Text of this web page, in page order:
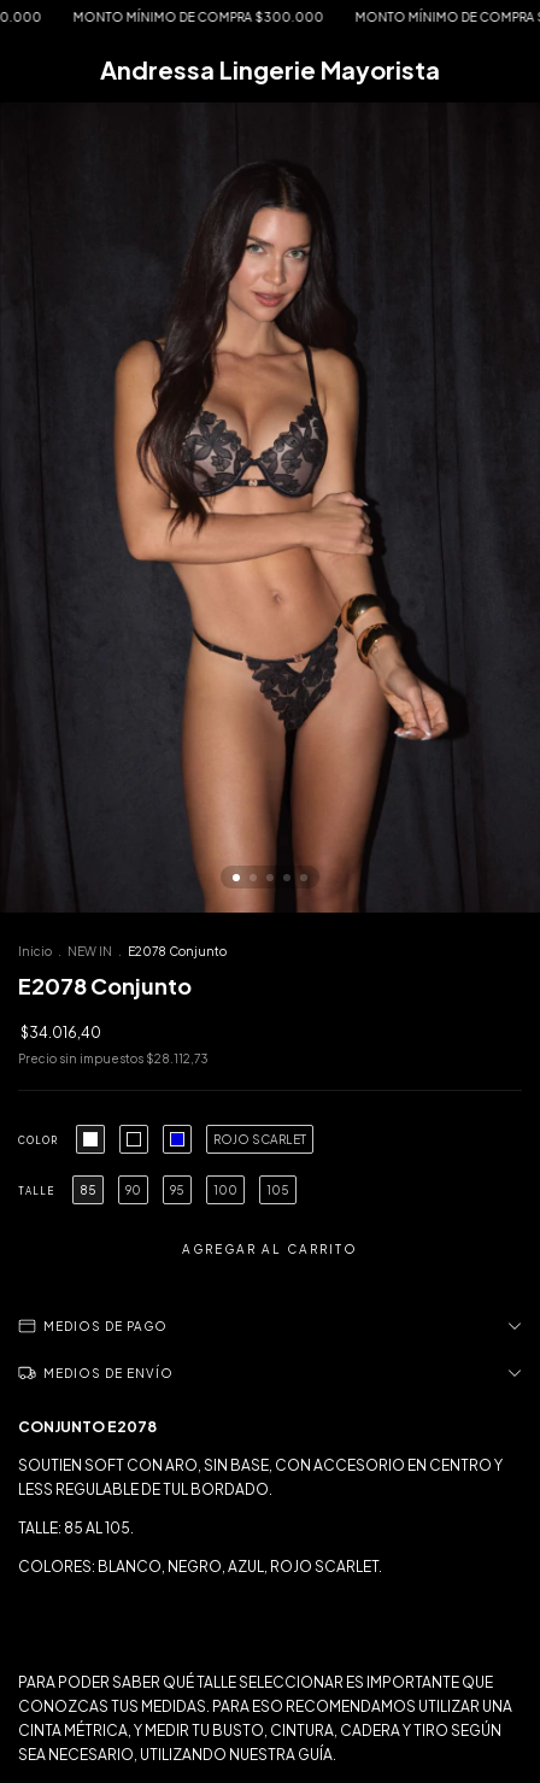
MONTO MÍNIMO DE COMPRA $300.000 MONTO MÍNIMO DE COMPRA
Andressa Lingerie Mayorista
Inicio NEW IN E2078 Conjunto
E2078 Conjunto
$34.016,40
Precio sin impuestos $28.112,73
COLOR ROJO SCARLET
TALLE 85 90 95 100 105
MEDIOS DE PAGO
MEDIOS DE ENVÍO
CONJUNTO E2078
SOUTIEN SOFT CON ARO, SIN BASE, CON ACCESORIO EN CENTRO Y
LESS REGULABLE DE TUL BORDADO.
TALLE: 85 AL 105.
COLORES: BLANCO, NEGRO, AZUL, ROJO SCARLET.
PARA PODER SABER QUÉ TALLE SELECCIONAR ES IMPORTANTE QUE
CONOZCAS TUS MEDIDAS. PARA ESO RECOMENDAMOS UTILIZAR UNA
CINTA MÉTRICA, Y MEDIR TU BUSTO, CINTURA, CADERA Y TIRO SEGÚN
SEA NECESARIO, UTILIZANDO NUESTRA GUÍA.